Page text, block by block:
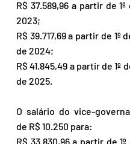
R$ 37.589,96 a partir de
2023;
R$ 39.717,69 a partir de 1º
de 2024;
R$ 41.845,49 a partir de 1º
de 2025.
O salário do vice-
de R$ 10.250 para:
R$ 33.830,96 a partir de